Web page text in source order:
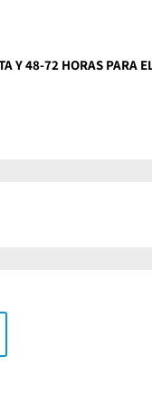
Y 48-72 HORAS PARA